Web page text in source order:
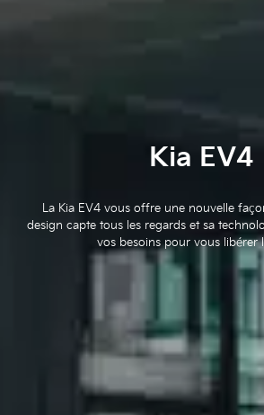
Kia EV4
La Kia EV4 vous offre une nouvelle
design capte tous les regards et sa
vos besoins pour vous libérer